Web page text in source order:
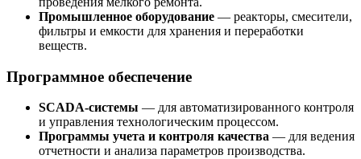
Промышленное оборудование — реакторы, смесители,
фильтры и емкости для хранения и переработки
веществ.
Программное обеспечение
SCADA-системы — для автоматизированного контроля
и управления технологическим процессом.
Программы учета и контроля качества — для ведения
отчетности и анализа параметров производства.